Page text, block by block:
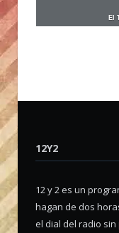
El
12Y2
12 y 2 es un
hagan de dos
el dial del radio